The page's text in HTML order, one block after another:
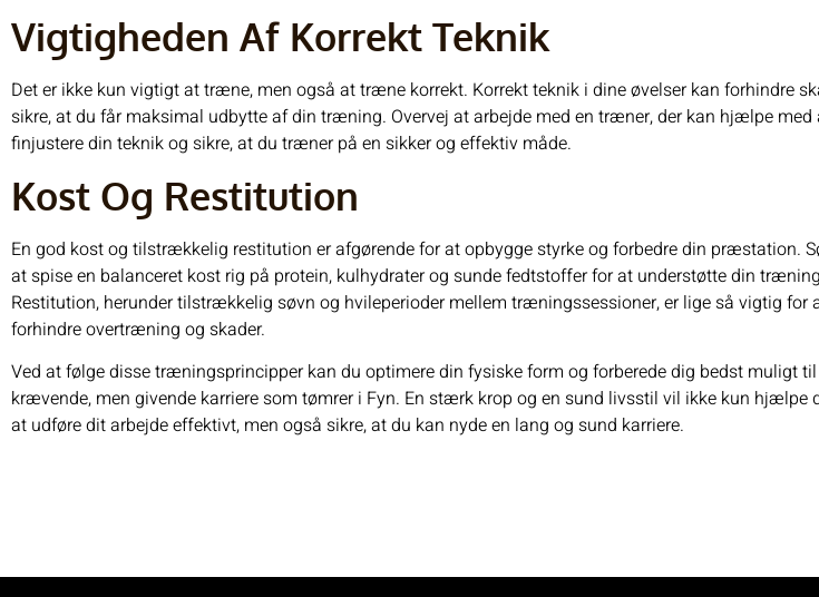
Vigtigheden Af Korrekt Teknik
Det er ikke kun vigtigt at træne, men også at træne korrekt. Korrekt teknik i dine øvelser kan forhindre
sikre, at du får maksimal udbytte af din træning. Overvej at arbejde med en træner, der kan hjælpe med
finjustere din teknik og sikre, at du træner på en sikker og effektiv måde.
Kost Og Restitution
En god kost og tilstrækkelig restitution er afgørende for at opbygge styrke og forbedre din præstation.
at spise en balanceret kost rig på protein, kulhydrater og sunde fedtstoffer for at understøtte din
Restitution, herunder tilstrækkelig søvn og hvileperioder mellem træningssessioner, er lige så vigtig for
forhindre overtræning og skader.
Ved at følge disse træningsprincipper kan du optimere din fysiske form og forberede dig bedst muligt
krævende, men givende karriere som tømrer i Fyn. En stærk krop og en sund livsstil vil ikke kun hjælpe
at udføre dit arbejde effektivt, men også sikre, at du kan nyde en lang og sund karriere.